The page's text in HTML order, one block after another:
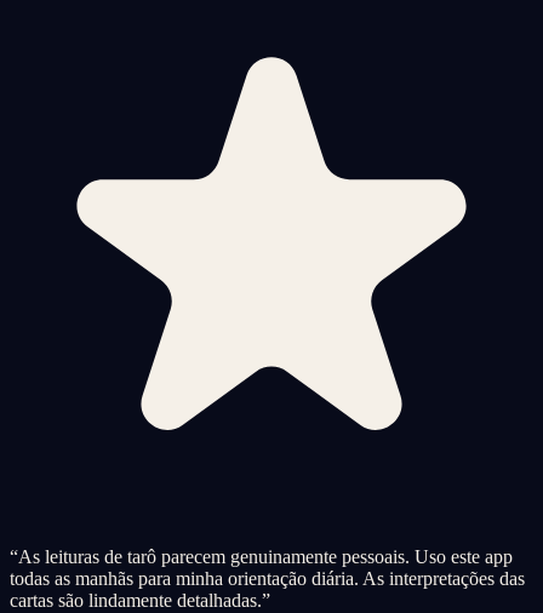
“As leituras de tarô parecem genuinamente pessoais. Uso este app
todas as manhãs para minha orientação diária. As interpretações das
cartas são lindamente detalhadas.”